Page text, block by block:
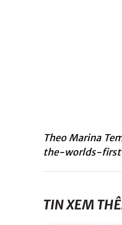
Theo Marina
the-worlds-
TIN XEM